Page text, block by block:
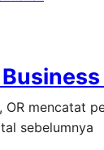
mencatat
sebelumnya